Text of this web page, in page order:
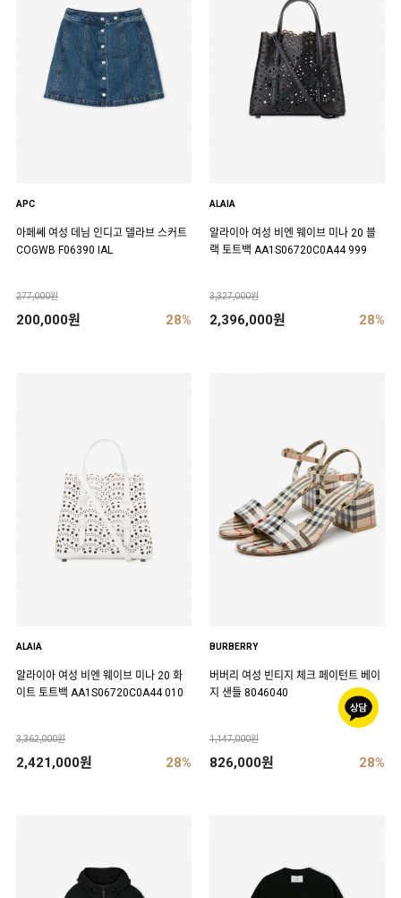
APC
아페쎄 여성 데님 인디고 델라브 스커트
COGWB F06390 IAL
277,000원
200,000원 28%
ALAIA
알라이아 여성 비엔 웨이브 미나 20 블
랙 토트백 AA1S06720C0A44 999
3,327,000원
2,396,000원 28%
ALAIA
알라이아 여성 비엔 웨이브 미나 20 화
이트 토트백 AA1S06720C0A44 010
3,362,000원
2,421,000원 28%
BURBERRY
버버리 여성 빈티지 체크 페이턴트 베이
지 샌들 8046040
1,147,000원
826,000원 28%